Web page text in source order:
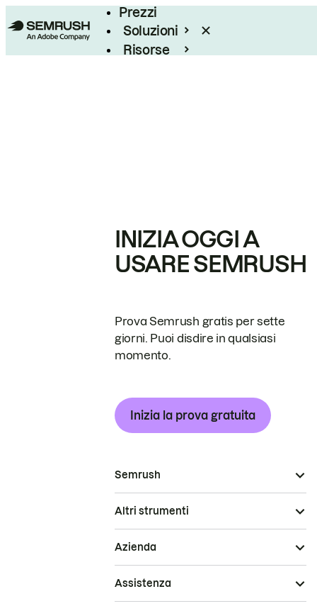
Prezzi
Soluzioni
Risorse
INIZIA OGGI A
USARE SEMRUSH
Prova Semrush gratis per sette
giorni. Puoi disdire in qualsiasi
momento.
Inizia la prova gratuita
Semrush
Altri strumenti
Azienda
Assistenza